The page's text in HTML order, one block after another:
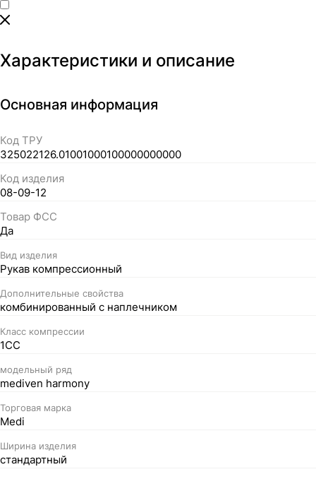
Характеристики и описание
Основная информация
Код ТРУ
325022126.01001000100000000000
Код изделия
08-09-12
Товар ФСС
Да
Вид изделия
Рукав компрессионный
Дополнительные свойства
комбинированный с наплечником
Класс компрессии
1СС
модельный ряд
mediven harmony
Торговая марка
Medi
Ширина изделия
стандартный